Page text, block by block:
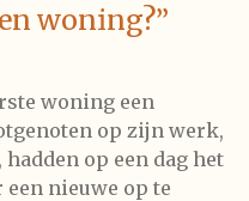
woning?”
woning een
op zijn werk,
op een dag het
nieuwe op te